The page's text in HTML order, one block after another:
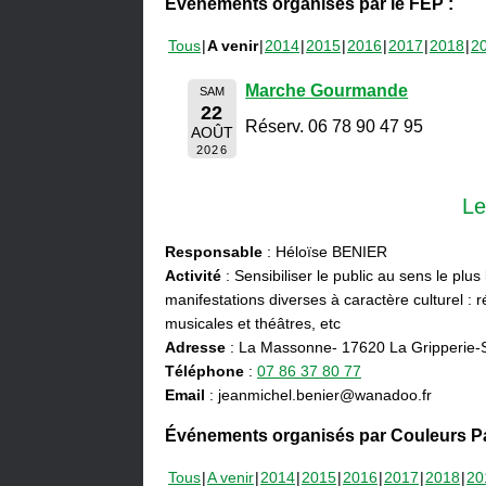
Tous A venir 2014 2015 2016 2017 2018
SAM
22
AOÛT
2026
Marche Gourmande
Réserv. 06 78 90 47 95
Responsable : Héloïse BENIER
Activité : Sensibiliser le public au sens le
manifestations diverses à caractère culturel :
musicales et théâtres, etc
Adresse : La Massonne- 17620 La Gripperie-
Téléphone : 07 86 37 80 77
Email : jeanmichel.benier@wanadoo.fr
Événements organisés par Couleurs
Tous A venir 2014 2015 2016 2017 2018